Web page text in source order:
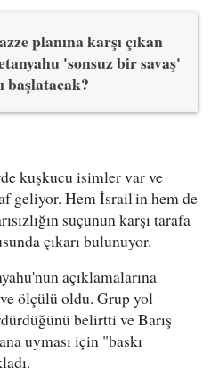
planına karşı çıkan
'sonsuz bir savaş'
başlatacak?
kuşkucu isimler var ve
geliyor. Hem İsrail'in hem de
suçunun karşı tarafa
çıkarı bulunuyor.
açıklamalarına
ölçülü oldu. Grup yol
belirtti ve Barış
uyması için "baskı